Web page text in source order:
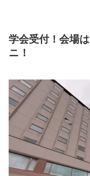
学会受付！会場は
ニ ！